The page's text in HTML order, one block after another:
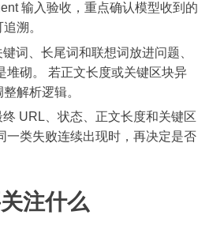
输入验收，重点确认模型收到的
溯。
词、长尾词和联想词放进问题、
堆砌。 若正文长度或关键区块异
解析逻辑。
终 URL、状态、正文长度和关键区
一类失败连续出现时，再决定是否
注什么